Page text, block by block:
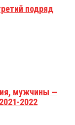
подряд
мужчины —
2022